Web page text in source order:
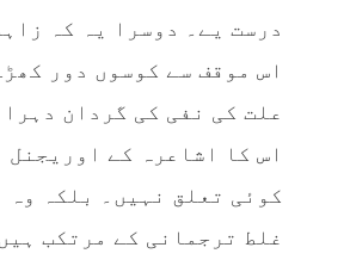
درست یے۔ دوسرا یہ کہ
اس موقف سے کوسوں دور
علت کی نفی کی گردان دہرا
اس کا اشاعرہ کے اوریجنل
کوئی تعلق نہیں۔ بلکہ وہ
غلط ترجمانی کے مرتکب